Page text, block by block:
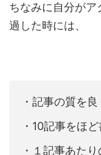
ちなみに自分がア
過した時には、
・記事の質を
・10記事をほ
・１記事あた